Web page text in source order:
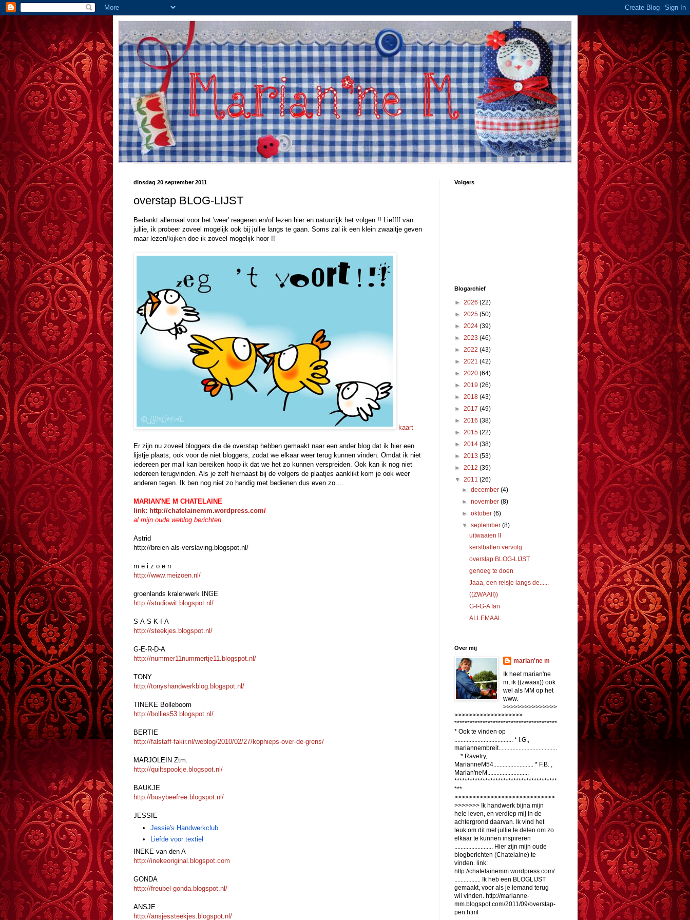
dinsdag 20 september 2011
overstap BLOG-LIJST
Bedankt allemaal voor het 'weer' reageren en/of lezen hier en natuurlijk het volgen !! Lieffff van
jullie, ik probeer zoveel mogelijk ook bij jullie langs te gaan. Soms zal ik een klein zwaaitje geven
maar lezen/kijken doe ik zoveel mogelijk hoor !!
kaart
Er zijn nu zoveel bloggers die de overstap hebben gemaakt naar een ander blog dat ik hier een
lijstje plaats, ook voor de niet bloggers, zodat we elkaar weer terug kunnen vinden. Omdat ik niet
iedereen per mail kan bereiken hoop ik dat we het zo kunnen verspreiden. Ook kan ik nog niet
iedereen terugvinden. Als je zelf hiernaast bij de volgers de plaatjes aanklikt kom je ook weer
anderen tegen. Ik ben nog niet zo handig met bedienen dus even zo....
MARIAN'NE M CHATELAINE
link: http://chatelainemm.wordpress.com/
al mijn oude weblog berichten
Astrid
http://breien-als-verslaving.blogspot.nl/
m e i z o e n
http://www.meizoen.nl/
groenlands kralenwerk INGE
http://studiowit.blogspot.nl/
S-A-S-K-I-A
http://steekjes.blogspot.nl/
G-E-R-D-A
http://nummer11nummertje11.blogspot.nl/
TONY
http://tonyshandwerkblog.blogspot.nl/
TINEKE Bolleboom
http://bollies53.blogspot.nl/
BERTIE
http://falstaff-fakir.nl/weblog/2010/02/27/kophieps-over-de-grens/
MARJOLEIN Ztm.
http://quiltspookje.blogspot.nl/
BAUKJE
http://busybeefree.blogspot.nl/
JESSIE
Jessie's Handwerkclub
Liefde voor textiel
INEKE van den A
http://inekeoriginal.blogspot.com
GONDA
http://freubel-gonda.blogspot.nl/
ANSJE
http://ansjessteekjes.blogspot.nl/
Volgers
Blogarchief
► 2026 (22)
► 2025 (50)
► 2024 (39)
► 2023 (46)
► 2022 (43)
► 2021 (42)
► 2020 (64)
► 2019 (26)
► 2018 (43)
► 2017 (49)
► 2016 (38)
► 2015 (22)
► 2014 (38)
► 2013 (53)
► 2012 (39)
▼ 2011 (26)
► december (4)
► november (8)
► oktober (6)
▼ september (8)
uitwaaien II
kerstballen vervolg
overstap BLOG-LIJST
genoeg te doen
Jaaa, een reisje langs de......
((ZWAAII))
G-I-G-A fan
ALLEMAAL
Over mij
marian'ne m
Ik heet marian'ne
m, ik ((zwaaii)) ook
wel als MM op het
www.
>>>>>>>>>>>>>>>
>>>>>>>>>>>>>>>>>>>
****************************************
* Ook te vinden op
...................................... * I.G.,
mariannembreit......................................
... * Ravelry,
MarianneM54.......................... * F.B. ,
Marian'neM...........................
****************************************
***
>>>>>>>>>>>>>>>>>>>>>>>>>>>>
>>>>>>> Ik handwerk bijna mijn
hele leven, en verdiep mij in de
achtergrond daarvan. Ik vind het
leuk om dit met jullie te delen om zo
elkaar te kunnen inspireren
......................... Hier zijn mijn oude
blogberichten (Chatelaine) te
vinden. link:
http://chatelainemm.wordpress.com/.
................. Ik heb een BLOGLIJST
gemaakt, voor als je iemand terug
wil vinden. http://marianne-
mm.blogspot.com/2011/09/overstap-
pen.html